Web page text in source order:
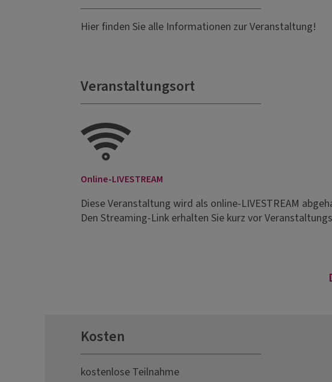
Hier finden Sie alle Informationen zur Veranstaltung!
Veranstaltungsort
Online-LIVESTREAM
Diese Veranstaltung wird als online-LIVESTREAM
Den Streaming-Link erhalten Sie kurz vor
Kosten
kostenlose Teilnahme